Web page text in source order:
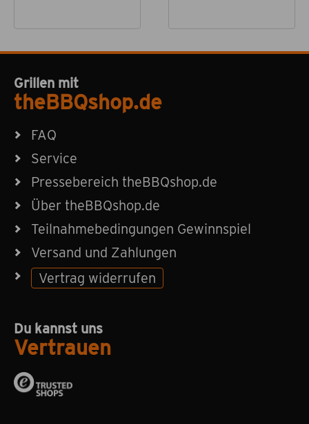
Grillen mit
theBBQshop.de
FAQ
Service
Pressebereich theBBQshop.de
Über theBBQshop.de
Teilnahmebedingungen Gewinnspiel
Versand und Zahlungen
Vertrag widerrufen
Du kannst uns
Vertrauen